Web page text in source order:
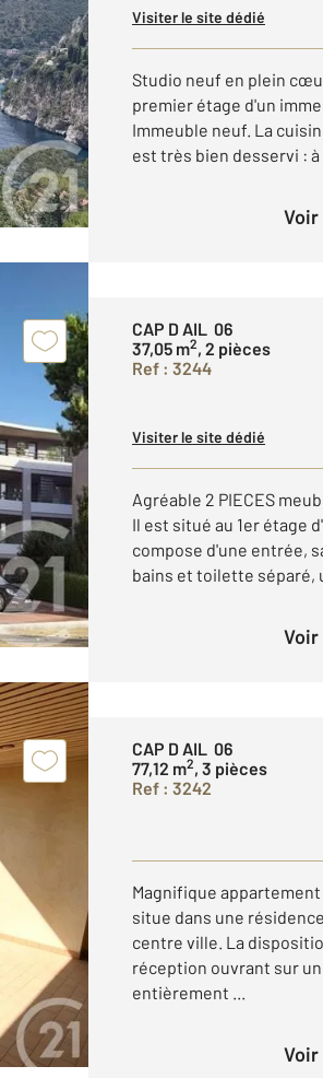
Visiter le site dédié
Studio neuf en plein
premier étage d'un
Immeuble neuf. La
est très bien desservi :
CAP D AIL 06
37,05 m2, 2 pièces
Ref : 3244
Visiter le site dédié
Agréable 2 PIECES
Il est situé au 1er étage
compose d'une entrée,
bains et toilette séparé,
CAP D AIL 06
77,12 m2, 3 pièces
Ref : 3242
Magnifique
situe dans une
centre ville. La
réception ouvrant sur
entièrement ...